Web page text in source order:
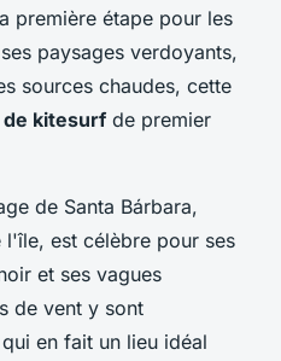
première étape pour les
paysages verdoyants,
sources chaudes, cette
kitesurf de premier
de Santa Bárbara,
est célèbre pour ses
et ses vagues
de vent y sont
en fait un lieu idéal